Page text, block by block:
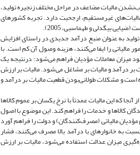
مالیات مضاعف در مراحل مختلف زنجیره تولید،
غیرمستقیم، ارجحیت دارد. تجربه کشورهای
بیگدلی و طهماسبی، 2005).
به عنوان منبع درآمد جدیدی در راستای افزایش
را ایفا می‌کنند، هزینه وصول آن کم است. با
میزان معاملات مؤدیان فراهم می‌شود؛ درنتیجه یک
بر درآمد و مالیات بر مشاغل می‌شود. مالیات بر ارزش
است و مشکلات طولانی‌بودن قطعیت مالیات بر درآمد و
که این مالیات عمدتاً با نرخ یکسان بر عموم کالاها
کالاها و خدمات را فراهم کند. این موضوع با اصول
مالیاتی (مصرف‌کنندگان) و دولت را فراهم آورد
به خانوارهای با درآمد بالا مصرف می‌کنند، فشار
میزان عدالت استفاده می‌شود، مالیات بر ارزش